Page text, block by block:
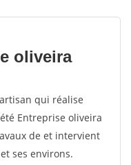
oliveira
qui réalise
Entreprise oliveira
de et intervient
ses environs.